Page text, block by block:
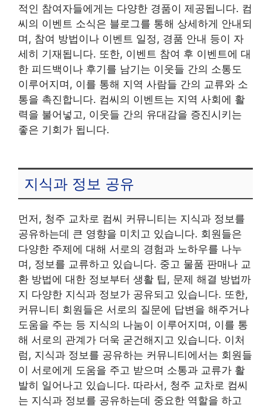
적인 참여자들에게는 다양한 경품이 제공됩니다. 컴
씨의 이벤트 소식은 블로그를 통해 상세하게 안내되
며, 참여 방법이나 이벤트 일정, 경품 안내 등이 자
세히 기재됩니다. 또한, 이벤트 참여 후 이벤트에 대
한 피드백이나 후기를 남기는 이웃들 간의 소통도
이루어지며, 이를 통해 지역 사람들 간의 교류와 소
통을 촉진합니다. 컴씨의 이벤트는 지역 사회에 활
력을 불어넣고, 이웃들 간의 유대감을 증진시키는
좋은 기회가 됩니다.
지식과 정보 공유
먼저, 청주 교차로 컴씨 커뮤니티는 지식과 정보를
공유하는데 큰 영향을 미치고 있습니다. 회원들은
다양한 주제에 대해 서로의 경험과 노하우를 나누
며, 정보를 교류하고 있습니다. 중고 물품 판매나 교
환 방법에 대한 정보부터 생활 팁, 문제 해결 방법까
지 다양한 지식과 정보가 공유되고 있습니다. 또한,
커뮤니티 회원들은 서로의 질문에 답변을 해주거나
도움을 주는 등 지식의 나눔이 이루어지며, 이를 통
해 서로의 관계가 더욱 굳건해지고 있습니다. 이처
럼, 지식과 정보를 공유하는 커뮤니티에서는 회원들
이 서로에게 도움을 주고 받으며 소통과 교류가 활
발히 일어나고 있습니다. 따라서, 청주 교차로 컴씨
는 지식과 정보를 공유하는데 중요한 역할을 하고